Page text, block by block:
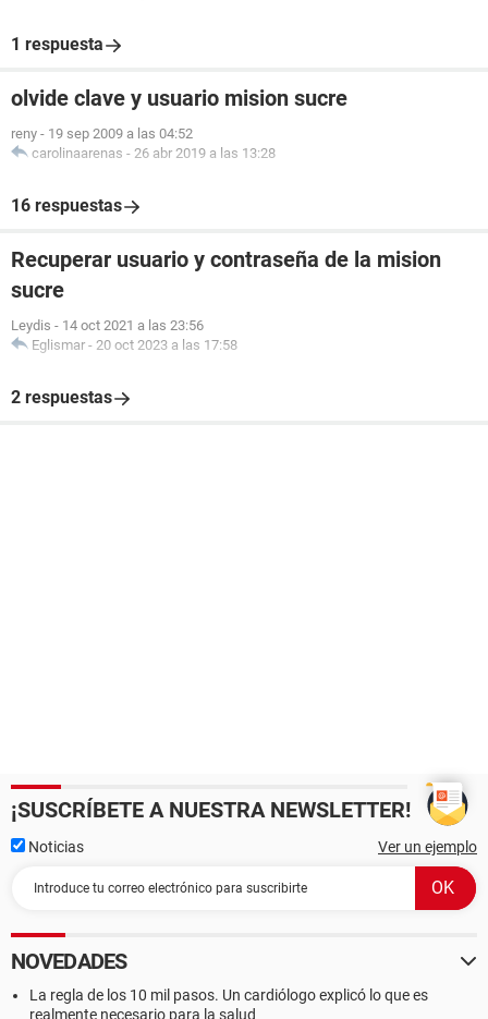
1 respuesta
olvide clave y usuario mision sucre
reny - 19 sep 2009 a las 04:52
carolinaarenas - 26 abr 2019 a las 13:28
16 respuestas
Recuperar usuario y contraseña de la mision
sucre
Leydis - 14 oct 2021 a las 23:56
Eglismar - 20 oct 2023 a las 17:58
2 respuestas
¡SUSCRÍBETE A NUESTRA NEWSLETTER!
Noticias Ver un ejemplo
NOVEDADES
La regla de los 10 mil pasos. Un cardiólogo explicó lo que es
realmente necesario para la salud